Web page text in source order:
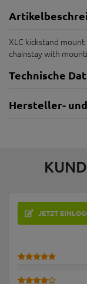
XLC kickstand
chainstay with
Technische
Hersteller-
JETZT